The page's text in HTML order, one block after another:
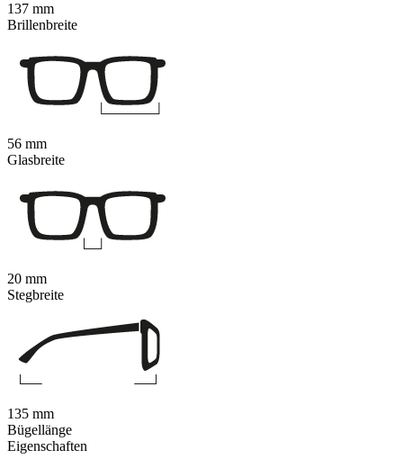
Eigenschaften
137 mm
Brillenbreite
56 mm
Glasbreite
20 mm
Stegbreite
135 mm
Bügellänge